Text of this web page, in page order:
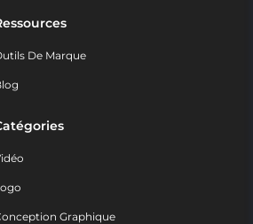
De Marque
Graphique